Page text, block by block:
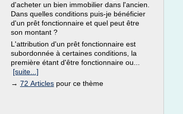
d'acheter un bien immobilier dans l'ancien.
Dans quelles conditions puis-je bénéficier
d'un prêt fonctionnaire et quel peut être
son montant ?
L'attribution d'un prêt fonctionnaire est
subordonnée à certaines conditions, la
première étant d'être fonctionnaire ou...
[suite...]
→ 72 Articles pour ce thème